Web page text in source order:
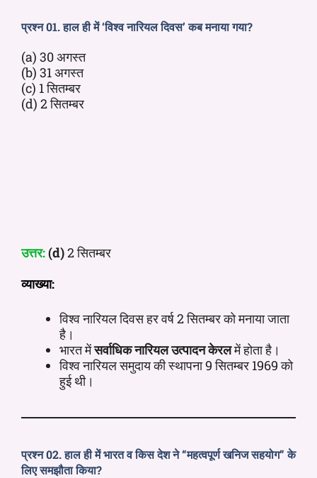
प्रश्न 01. हाल ही में ‘विश्व नारियल दिवस’ कब मनाया गया?
(a) 30 अगस्त
(b) 31 अगस्त
(c) 1 सितम्बर
(d) 2 सितम्बर
उत्तर:(d)2 सितम्बर
व्याख्या:
विश्व नारियल दिवस हर वर्ष 2 सितम्बर को मनाया जाता
है।
भारत मेंसर्वाधिक नारियल उत्पादन केरलमें होता है।
विश्व नारियल समुदाय की स्थापना 9 सितम्बर 1969 को
हुई थी।
प्रश्न 02. हाल ही में भारत व किस देश ने “महत्वपूर्ण खनिज सहयोग” के
लिए समझौता किया?